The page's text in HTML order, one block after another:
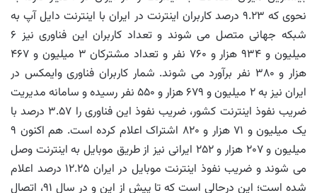
نحوی که ۹.۲۳ درصد کاربران اینترنت در ایران با اینترنت دایل آپ به
شبکه جهانی متصل می شوند و تعداد کاربران این فناوری نیز ۶
میلیون و ۹۳۴ هزار و ۷۶۰ نفر و تعداد مشترکان ۳ میلیون و ۴۶۷
هزار و ۳۸۰ نفر برآورد می شوند. شمار کاربران فناوری وایمکس در
ایران نیز به ۲ میلیون و ۶۷۹ هزار و ۵۵۰ نفر رسیده و سامانه مدیریت
ضریب نفوذ اینترنت کشور، ضریب نفوذ این فناوری را ۳.۵۷ درصد با
یک میلیون و ۷۱ هزار و ۸۲۰ اشتراک اعلام کرده است. هم اکنون ۹
میلیون و ۲۰۷ هزار و ۲۵۲ ایرانی نیز از طریق موبایل به اینترنت وصل
می شوند و ضریب نفوذ اینترنت موبایل در ایران ۱۲.۲۵ درصد اعلام
شده است؛ این درحالی است که تا پیش از این و در سال ۹۱، اتصال